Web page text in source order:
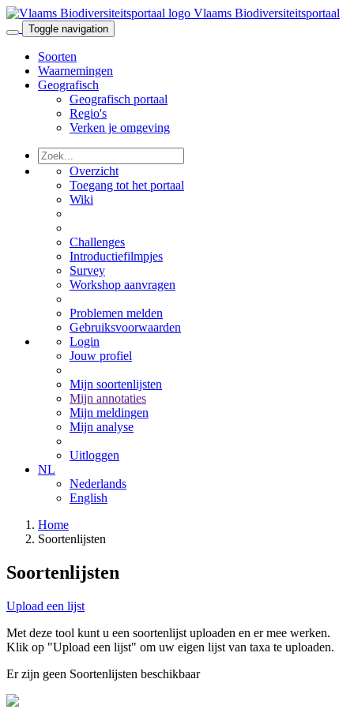
Vlaams Biodiversiteitsportaal
Toggle navigation
Soorten
Waarnemingen
Geografisch
Geografisch portaal
Regio's
Verken je omgeving
Overzicht
Toegang tot het portaal
Wiki
Challenges
Introductiefilmpjes
Survey
Workshop aanvragen
Problemen melden
Gebruiksvoorwaarden
Login
Jouw profiel
Mijn soortenlijsten
Mijn annotaties
Mijn meldingen
Mijn analyse
Uitloggen
NL
Nederlands
English
Home
Soortenlijsten
Soortenlijsten
Upload een lijst
Met deze tool kunt u een soortenlijst uploaden en er mee werken.
Klik op "Upload een lijst" om uw eigen lijst van taxa te uploaden.
Er zijn geen Soortenlijsten beschikbaar